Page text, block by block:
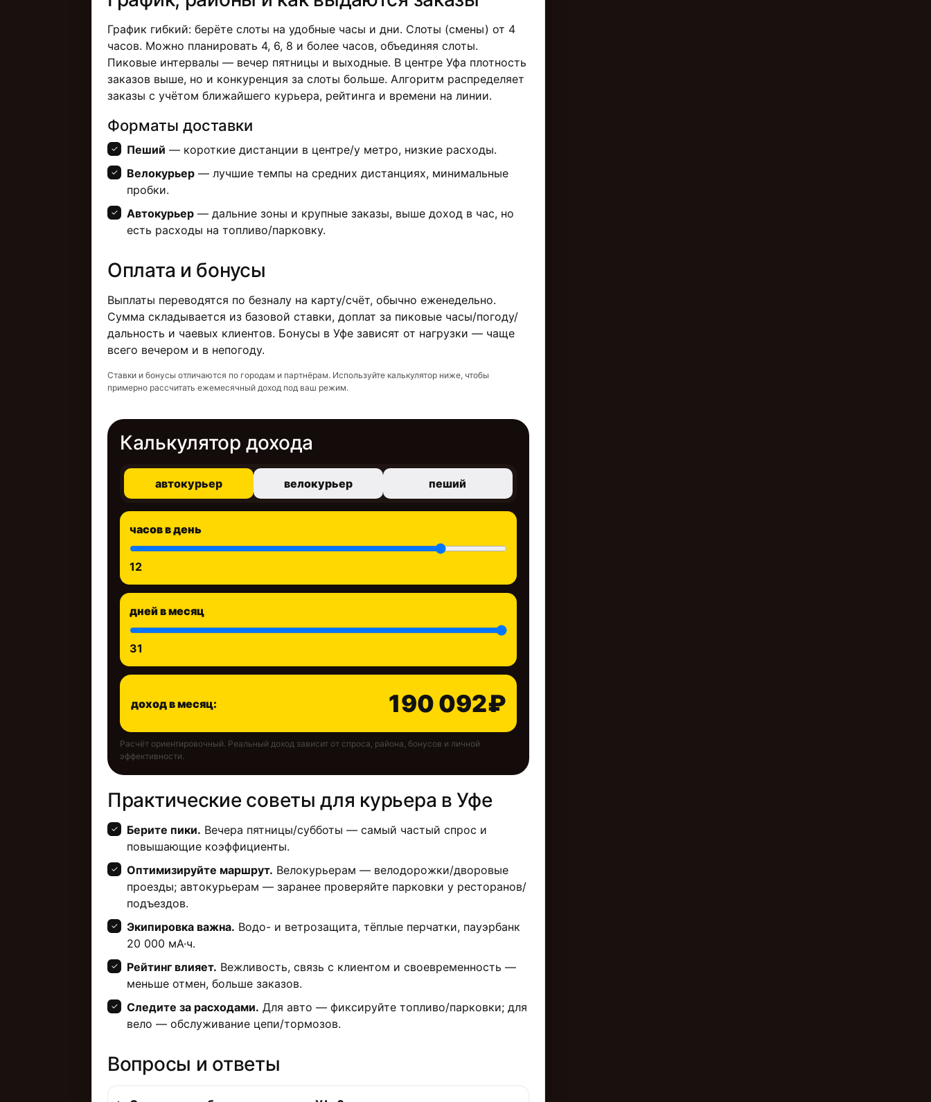
График гибкий: берёте слоты на удобные часы и дни. Слоты (смены) от 4
часов. Можно планировать 4, 6, 8 и более часов, объединяя слоты.
Пиковые интервалы — вечер пятницы и выходные. В центре Уфа плотность
заказов выше, но и конкуренция за слоты больше. Алгоритм распределяет
заказы с учётом ближайшего курьера, рейтинга и времени на линии.
Форматы доставки
Пеший — короткие дистанции в центре/у метро, низкие расходы.
Велокурьер — лучшие темпы на средних дистанциях, минимальные
пробки.
Автокурьер — дальние зоны и крупные заказы, выше доход в час, но
есть расходы на топливо/парковку.
Оплата и бонусы
Выплаты переводятся по безналу на карту/счёт, обычно еженедельно.
Сумма складывается из базовой ставки, доплат за пиковые часы/погоду/
дальность и чаевых клиентов. Бонусы в Уфе зависят от нагрузки — чаще
всего вечером и в непогоду.
Ставки и бонусы отличаются по городам и партнёрам. Используйте калькулятор ниже, чтобы
примерно рассчитать ежемесячный доход под ваш режим.
Калькулятор дохода
автокурьер велокурьер пеший
часов в день
12
дней в месяц
31
доход в месяц: 190 092₽
Расчёт ориентировочный. Реальный доход зависит от спроса, района, бонусов и личной
эффективности.
Практические советы для курьерa в Уфе
Берите пики. Вечера пятницы/субботы — самый частый спрос и
повышающие коэффициенты.
Оптимизируйте маршрут. Велокурьерам — велодорожки/дворовые
проезды; автокурьерам — заранее проверяйте парковки у ресторанов/
подъездов.
Экипировка важна. Водо- и ветрозащита, тёплые перчатки, пауэрбанк
20 000 мА·ч.
Рейтинг влияет. Вежливость, связь с клиентом и своевременность —
меньше отмен, больше заказов.
Следите за расходами. Для авто — фиксируйте топливо/парковки; для
вело — обслуживание цепи/тормозов.
Вопросы и ответы